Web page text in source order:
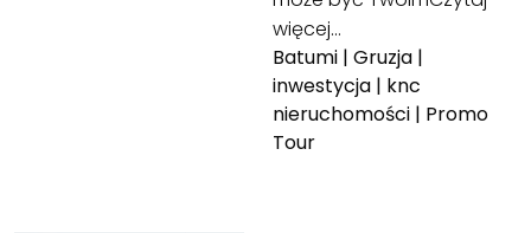
więcej…
Batumi| Gruzja|
inwestycja| knc
nieruchomości| Promo
Tour